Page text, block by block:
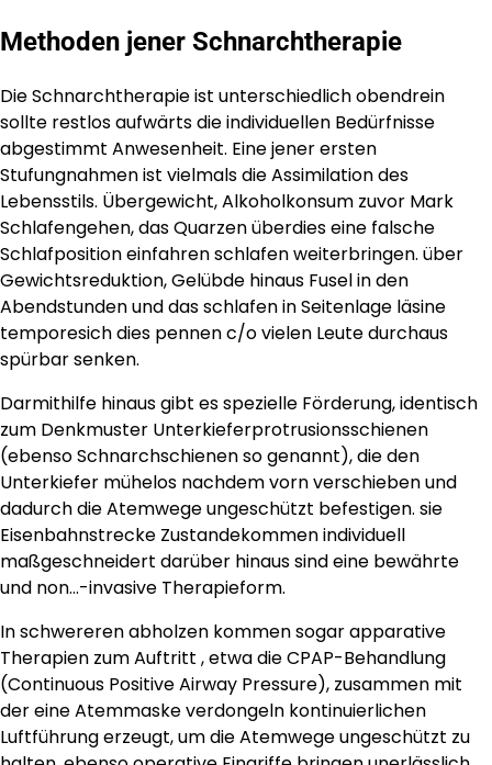
Methoden jener Schnarchtherapie
Die Schnarchtherapie ist unterschiedlich obendrein
sollte restlos aufwärts die individuellen Bedürfnisse
abgestimmt Anwesenheit. Eine jener ersten
Stufungnahmen ist vielmals die Assimilation des
Lebensstils. Übergewicht, Alkoholkonsum zuvor Mark
Schlafengehen, das Quarzen überdies eine falsche
Schlafposition einfahren schlafen weiterbringen. über
Gewichtsreduktion, Gelübde hinaus Fusel in den
Abendstunden und das schlafen in Seitenlage läsine
temporesich dies pennen c/o vielen Leute durchaus
spürbar senken.
Darmithilfe hinaus gibt es spezielle Förderung, identisch
zum Denkmuster Unterkieferprotrusionsschienen
(ebenso Schnarchschienen so genannt), die den
Unterkiefer mühelos nachdem vorn verschieben und
dadurch die Atemwege ungeschützt befestigen. sie
Eisenbahnstrecke Zustandekommen individuell
maßgeschneidert darüber hinaus sind eine bewährte
und non…-invasive Therapieform.
In schwereren abholzen kommen sogar apparative
Therapien zum Auftritt , etwa die CPAP-Behandlung
(Continuous Positive Airway Pressure), zusammen mit
der eine Atemmaske verdongeln kontinuierlichen
Luftführung erzeugt, um die Atemwege ungeschützt zu